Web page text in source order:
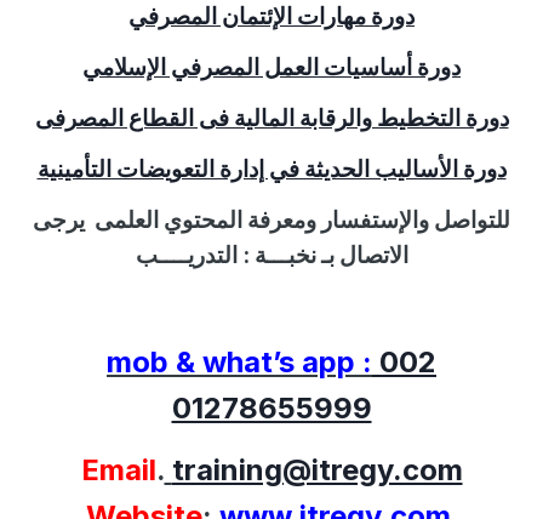
دورة مهارات الإئتمان المصرفي
دورة أساسيات العمل المصرفي الإسلامي
دورة التخطيط والرقابة المالية فى القطاع المصرفى
دورة الأساليب الحديثة في إدارة التعويضات التأمينية
للتواصل والإستفسار ومعرفة المحتوي العلمى يرجى
الاتصال بـ نخبـــة : التدريــــب
mob & what’s app : 002
01278655999
Email. training@itregy.com